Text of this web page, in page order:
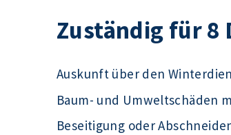
Zuständig für 8
Auskunft über den
Baum- und Umweltschäden
Beseitigung oder